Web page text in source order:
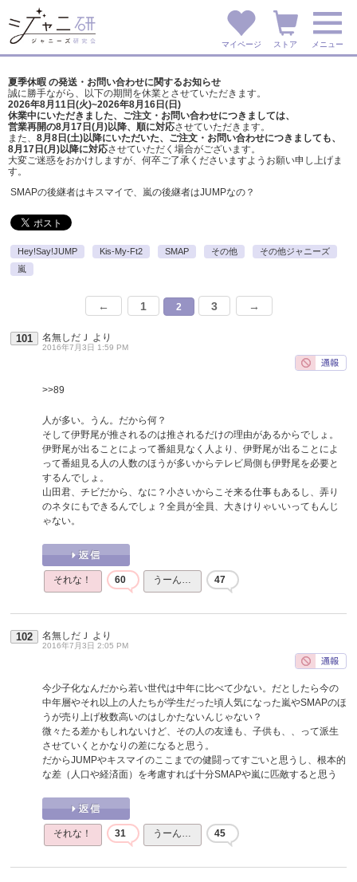
マイページ ストア メニュー
夏季休暇 の発送・お問い合わせに関するお知らせ
誠に勝手ながら、以下の期間を休業とさせていただきます。
2026年8月11日(火)~2026年8月16日(日)
休業中にいただきました、ご注文・お問い合わせにつきましては、
営業再開の8月17日(月)以降、順に対応させていただきます。
また、 8月8日(土)以降にいただいた、ご注文・ お問い合わせにつきましても、
8月17日(月)以降に対応させていただく場合がございます。
大変ご迷惑をおかけしますが、 何卒ご了承くださいますようお願い申し上げま
す。
SMAPの後継者はキスマイで、嵐の後継者はJUMPなの？
Hey!Say!JUMP Kis-My-Ft2 SMAP その他
その他ジャニーズ
嵐
← 1 2 3 →
101 名無しだＪ より
2016年7月3日 1:59 PM
>>89
人が多い。うん。だから何？
そして伊野尾が推されるのは推されるだけの理由があるからでしょ。
伊野尾が出ることによって番組見なく人より、伊野尾が出ることによ
って番組見る人の人数のほうが多いからテレビ局側も伊野尾を必要と
するんでしょ。
山田君、チビだから、なに？小さいからこそ来る仕事もあるし、弄り
のネタにもできるんでしょ？全員が全員、大きけりゃいいってもんじ
ゃない。
それな！ 60 うーん… 47
102 名無しだＪ より
2016年7月3日 2:05 PM
今少子化なんだから若い世代は中年に比べて少ない。だとしたら今の
中年層やそれ以上の人たちが学生だった頃人気になった嵐やSMAPのほ
うが売り上げ枚数高いのはしかたないんじゃない？
微々たる差かもしれないけど、その人の友達も、子供も、、って派生
させていくとかなりの差になると思う。
だからJUMPやキスマイのここまでの健闘ってすごいと思うし、根本的
な差（人口や経済面）を考慮すれば十分SMAPや嵐に匹敵すると思う
それな！ 31 うーん… 45